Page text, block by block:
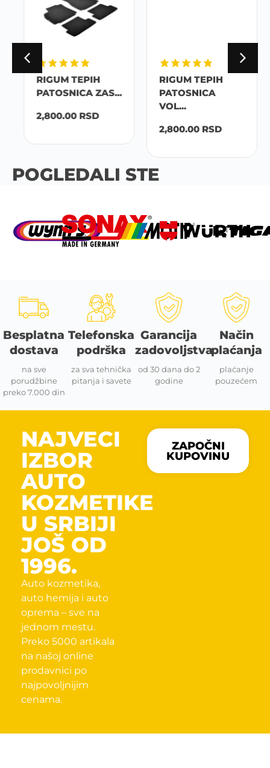
RIGUM TEPIH
PATOSNICA ZAS...
2,800.00RSD
RIGUM TEPIH
PATOSNICA
VOL...
2,800.00RSD
POGLEDALI STE
Besplatna
dostava
na sve
porudžbine
preko 7.000 din
Telefonska
podrška
za sva tehnička
pitanja i savete
Garancija
zadovoljstva
od 30 dana do 2
godine
Način
plaćanja
plaćanje
pouzećem
NAJVECI
IZBOR
AUTO
KOZMETIKE
U SRBIJI
JOŠ OD
1996.
Auto kozmetika,
auto hemija i auto
oprema – sve na
jednom mestu.
Preko 5000 artikala
na našoj online
prodavnici po
najpovoljnijim
cenama.
ZAPOČNI
KUPOVINU